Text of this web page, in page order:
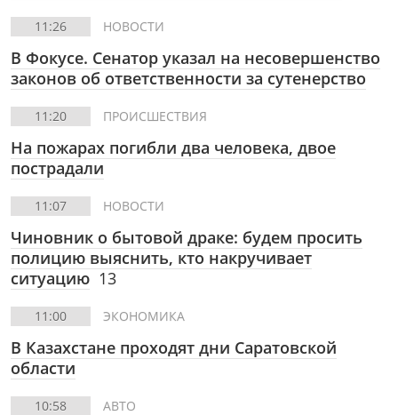
11:26 НОВОСТИ
В Фокусе. Сенатор указал на несовершенство
законов об ответственности за сутенерство
11:20 ПРОИСШЕСТВИЯ
На пожарах погибли два человека, двое
пострадали
11:07 НОВОСТИ
Чиновник о бытовой драке: будем просить
полицию выяснить, кто накручивает
ситуацию 13
11:00 ЭКОНОМИКА
В Казахстане проходят дни Саратовской
области
10:58 АВТО